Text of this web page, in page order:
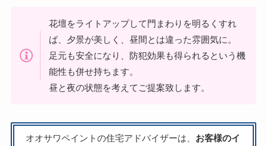
花壇をライトアップして門まわりを明るくすれ
ば、夕景が美しく、昼間とは違った雰囲気に。
足元も安全になり、防犯効果も得られるという機
能性も併せ持ちます。
昼と夜の状態を考えてご提案致します。
オオサワペイントの住宅アドバイザーは、 お客様のイ